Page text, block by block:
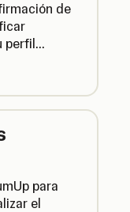
de
perfil
con
para
el